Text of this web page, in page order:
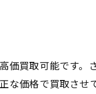
価買取可能です。
な価格で買取させ